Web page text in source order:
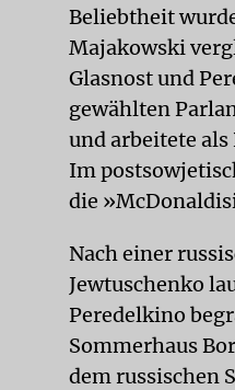
Beliebtheit
Majakowski
Glasnost und
gewählten
und arbeitete als
Im
die
Nach einer
Jewtuschenko
Peredelkino
Sommerhaus
dem russischen